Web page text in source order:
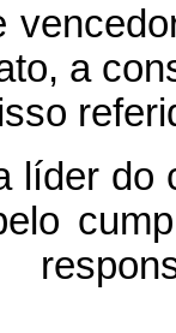
a
líder do